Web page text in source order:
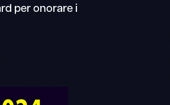
per onorare i